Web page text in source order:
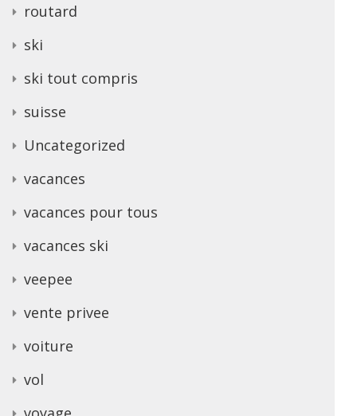
routard
ski
ski tout compris
suisse
Uncategorized
vacances
vacances pour tous
vacances ski
veepee
vente privee
voiture
vol